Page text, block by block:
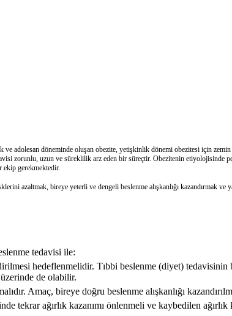
ve adolesan döneminde oluşan obezite, yetişkinlik dönemi obezitesi için
zorunlu, uzun ve süreklilik arz eden bir süreçtir. Obezitenin etiyolojisinde
ekip gerekmektedir.
azaltmak, bireye yeterli ve dengeli beslenme alışkanlığı kazandırmak ve
tedavisi ile:
hedeflenmelidir. Tıbbi beslenme (diyet) tedavisinin
üzerinde de olabilir.
Amaç, bireye doğru beslenme alışkanlığı
tekrar ağırlık kazanımı önlenmeli ve kaybedilen ağırlık